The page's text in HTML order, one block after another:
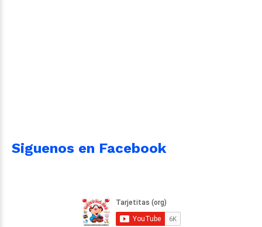
Siguenos en Facebook